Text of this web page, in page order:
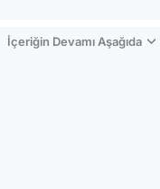
İçeriğin Devamı Aşağıda